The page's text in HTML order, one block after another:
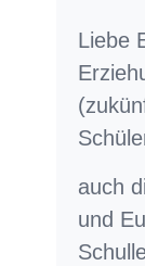
Liebe
auch
und